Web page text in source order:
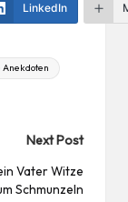
LinkedIn
Anekdoten
Next Post
Vater Witze
Schmunzeln